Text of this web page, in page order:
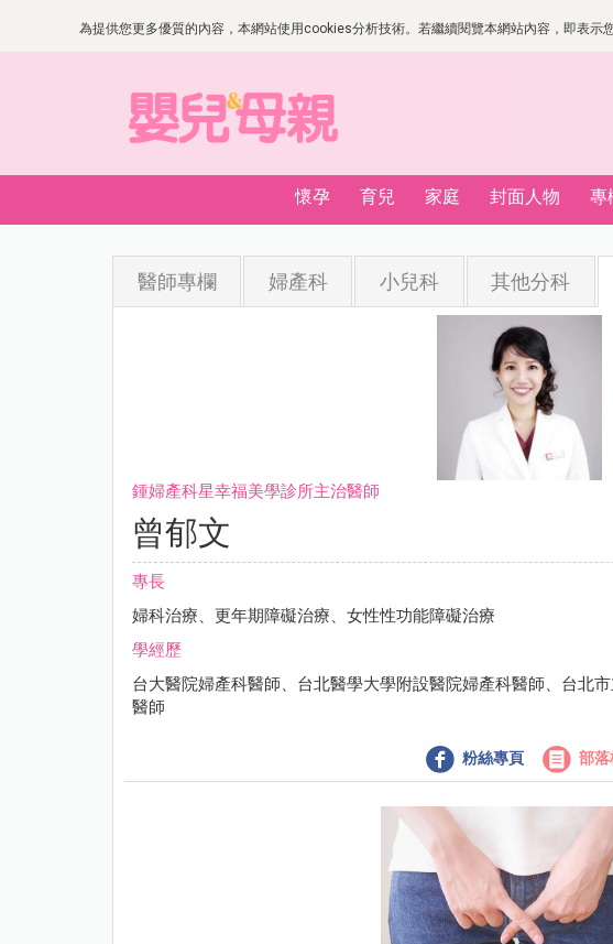
為提供您更多優質的內容，本網站使用cookies分析技術。若繼續閱覽本網站內容，即表
懷孕 育兒 家庭 封面人物 專
醫師專欄 婦產科 小兒科 其他分科
鍾婦產科星幸福美學診所主治醫師
曾郁文
專長
婦科治療、更年期障礙治療、女性性功能障礙治療
學經歷
台大醫院婦產科醫師、台北醫學大學附設醫院婦產科醫師、台北
醫師
粉絲專頁 部落